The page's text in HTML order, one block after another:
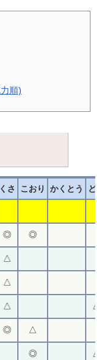
順)
くさ こおり かくとう
◎ ◎
△
△
△
◎ △
◎